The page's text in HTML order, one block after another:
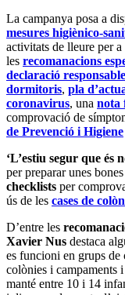
La campanya posa a
mesures higiènico-
activitats de lleure per
les recomanacions
declaració
dormitoris, pla
coronavirus, una nota
comprovació de
de Prevenció i Higiene
‘L’estiu segur que és
per preparar unes
checklists per
ús de les cases de
D’entre les
Xavier Nus destaca
es funcioni en grups de
colònies i campaments
manté entre 10 i 14